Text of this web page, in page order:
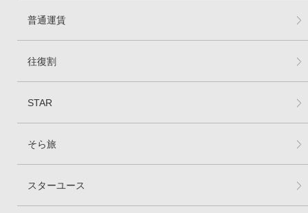
普通運賃
往復割
STAR
そら旅
スターユース